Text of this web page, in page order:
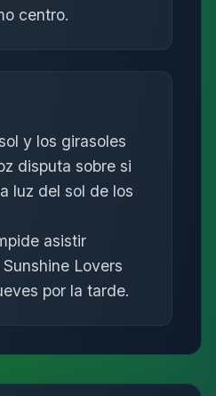
centro.
y los girasoles
disputa sobre si
luz del sol de los
asistir
Lovers
por la tarde.